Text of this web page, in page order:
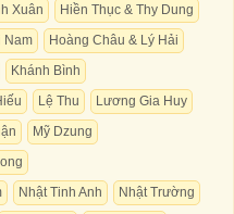
Xuân
Hiền Thục & Thy Dung
Nam
Hoàng Châu & Lý Hải
Khánh Bình
Lệ Thu
Lương Gia Huy
Mỹ Dzung
Nhật Tinh Anh
Nhật Trường